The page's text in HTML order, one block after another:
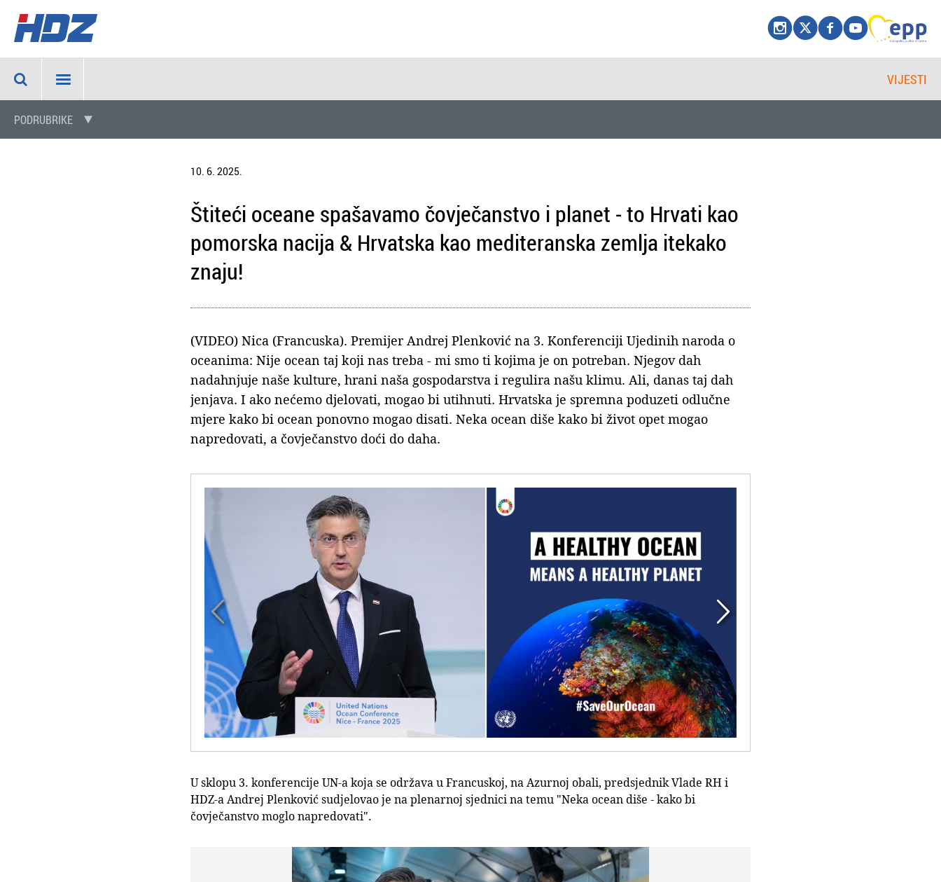
VIJESTI
PODRUBRIKE
10. 6. 2025.
Štiteći oceane spašavamo čovječanstvo i planet - to Hrvati kao
pomorska nacija & Hrvatska kao mediteranska zemlja itekako
znaju!
(VIDEO) Nica (Francuska). Premijer Andrej Plenković na 3. Konferenciji Ujedinih naroda o
oceanima: Nije ocean taj koji nas treba - mi smo ti kojima je on potreban. Njegov dah
nadahnjuje naše kulture, hrani naša gospodarstva i regulira našu klimu. Ali, danas taj dah
jenjava. I ako nećemo djelovati, mogao bi utihnuti. Hrvatska je spremna poduzeti odlučne
mjere kako bi ocean ponovno mogao disati. Neka ocean diše kako bi život opet mogao
napredovati, a čovječanstvo doći do daha.


U sklopu 3. konferencije UN-a koja se održava u Francuskoj, na Azurnoj obali, predsjednik Vlade RH i
HDZ-a Andrej Plenković sudjelovao je na plenarnoj sjednici na temu "Neka ocean diše - kako bi
čovječanstvo moglo napredovati".